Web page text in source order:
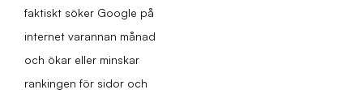
faktiskt söker Google på
internet varannan månad
och ökar eller minskar
rankingen för sidor och